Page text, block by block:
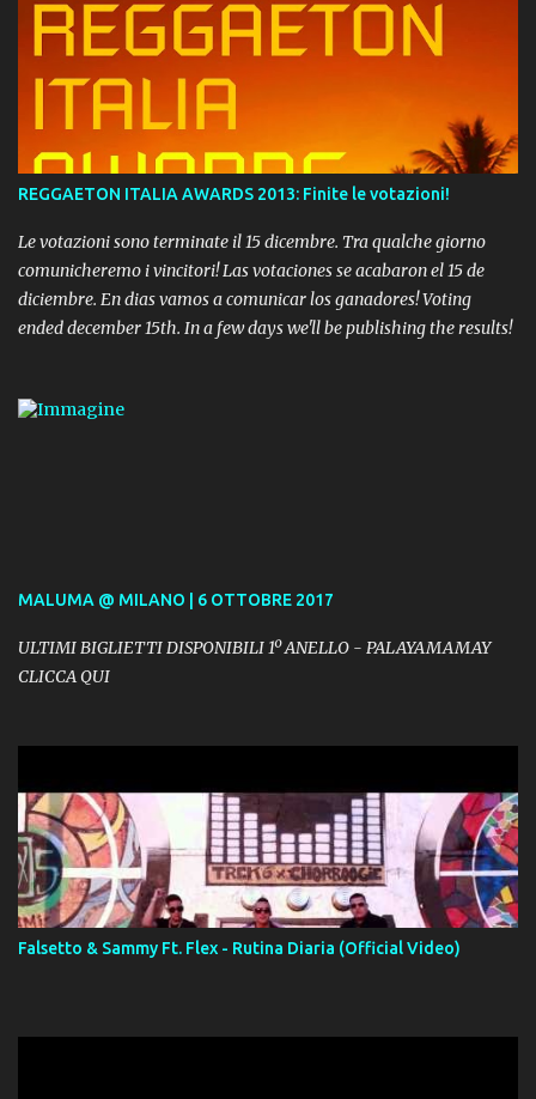
REGGAETON ITALIA AWARDS 2013: Finite le votazioni!
Le votazioni sono terminate il 15 dicembre. Tra qualche giorno
comunicheremo i vincitori! Las votaciones se acabaron el 15 de
diciembre. En dias vamos a comunicar los ganadores! Voting
ended december 15th. In a few days we'll be publishing the results!
MALUMA @ MILANO | 6 OTTOBRE 2017
ULTIMI BIGLIETTI DISPONIBILI 1º ANELLO - PALAYAMAMAY
CLICCA QUI
Falsetto & Sammy Ft. Flex - Rutina Diaria (Official Video)